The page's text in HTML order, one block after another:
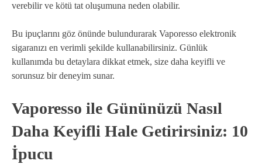
verebilir ve kötü tat oluşumuna neden olabilir.
Bu ipuçlarını göz önünde bulundurarak Vaporesso elektronik
sigaranızı en verimli şekilde kullanabilirsiniz. Günlük
kullanımda bu detaylara dikkat etmek, size daha keyifli ve
sorunsuz bir deneyim sunar.
Vaporesso ile Gününüzü Nasıl
Daha Keyifli Hale Getirirsiniz: 10
İpucu